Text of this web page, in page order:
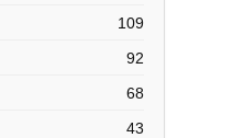
109
92
68
43